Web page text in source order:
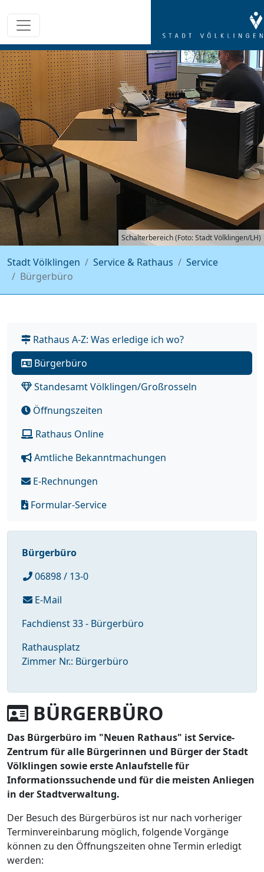
Schalterbereich (Foto: Stadt Völklingen/LH)
Stadt Völklingen Service & Rathaus
Service
Bürgerbüro
Rathaus A-Z: Was erledige ich wo?
Bürgerbüro
Standesamt Völklingen/Großrosseln
Öffnungszeiten
Rathaus Online
Amtliche Bekanntmachungen
E-Rechnungen
Formular-Service
Bürgerbüro
06898 / 13-0
E-Mail
Fachdienst 33 - Bürgerbüro
Rathausplatz
Zimmer Nr.: Bürgerbüro
BÜRGERBÜRO
Das Bürgerbüro im "Neuen Rathaus" ist Service-
Zentrum für alle Bürgerinnen und Bürger der Stadt
Völklingen sowie erste Anlaufstelle für
Informationssuchende und für die meisten Anliegen
in der Stadtverwaltung.
Der Besuch des Bürgerbüros ist nur nach vorheriger
Terminvereinbarung möglich, folgende Vorgänge
können zu den Öffnungszeiten ohne Termin erledigt
werden: